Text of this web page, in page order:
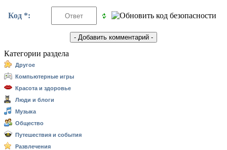
Код *:
Категории раздела
Другое
Компьютерные игры
Красота и здоровье
Люди и блоги
Музыка
Общество
Путешествия и события
Развлечения